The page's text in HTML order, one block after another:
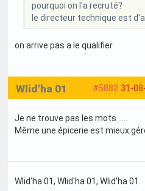
pourquoi on l'a recruté?
le directeur technique est
on arrive pas a le qualifier
#5882 31-
Wlid'ha 01
Je ne trouve pas les mots .....
Même une épicerie est mieux
Wlid'ha 01, Wlid'ha 01, Wlid'ha 01